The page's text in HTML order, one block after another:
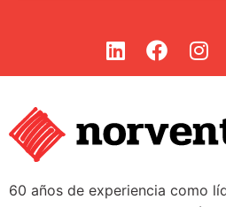
60 años de experiencia como